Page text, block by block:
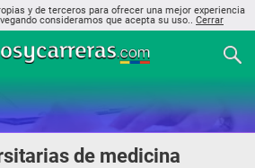
y de terceros para ofrecer una mejor experiencia
consideramos que acepta su uso.. Cerrar
de medicina